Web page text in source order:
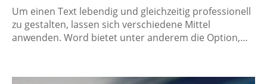
Um einen Text lebendig und gleichzeitig professionell
zu gestalten, lassen sich verschiedene Mittel
anwenden. Word bietet unter anderem die Option,…